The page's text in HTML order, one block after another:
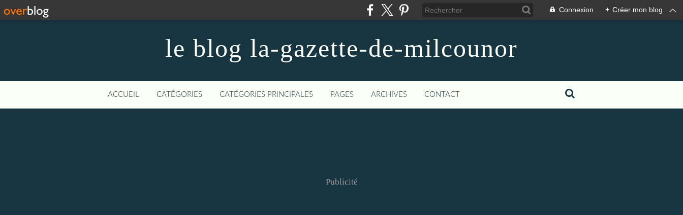
Connexion + Créer mon blog
le blog la-gazette-de-milcounor
ACCUEIL CATÉGORIES CATÉGORIES PRINCIPALES PAGES ARCHIVES CONTACT
Publicité